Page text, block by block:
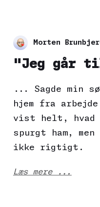
Morten
"Jeg går
... Sagde min
hjem fra
vist helt, hvad
spurgt ham,
ikke rigtigt.
Læs mere ...